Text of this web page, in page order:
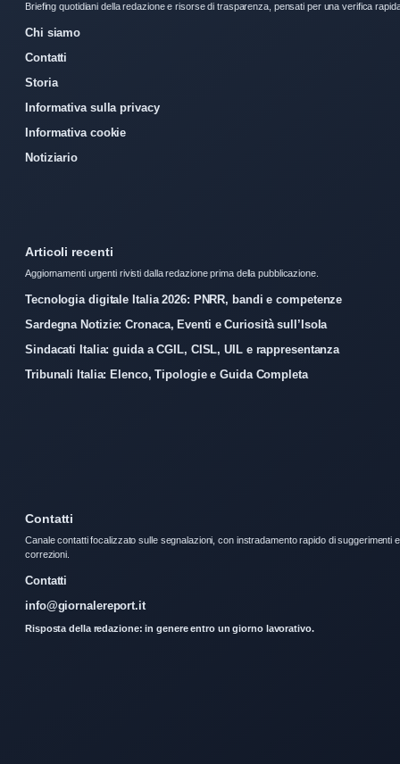
Briefing quotidiani della redazione e risorse di trasparenza, pensati per una verifica
Chi siamo
Contatti
Storia
Informativa sulla privacy
Informativa cookie
Notiziario
Articoli recenti
Aggiornamenti urgenti rivisti dalla redazione prima della pubblicazione.
Tecnologia digitale Italia 2026: PNRR, bandi e competenze
Sardegna Notizie: Cronaca, Eventi e Curiosità sull’Isola
Sindacati Italia: guida a CGIL, CISL, UIL e rappresentanza
Tribunali Italia: Elenco, Tipologie e Guida Completa
Contatti
Canale contatti focalizzato sulle segnalazioni, con instradamento rapido di suggerimenti e
correzioni.
Contatti
info@giornalereport.it
Risposta della redazione: in genere entro un giorno lavorativo.